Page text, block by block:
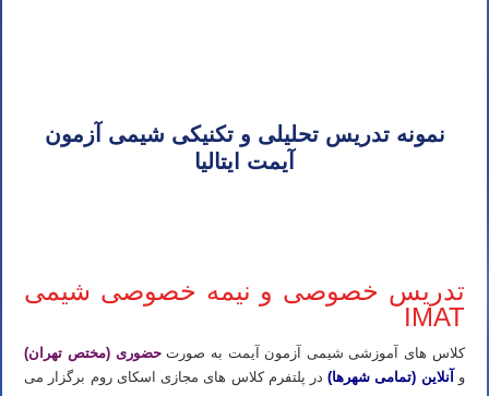
نمونه تدریس تحلیلی و تکنیکی شیمی آزمون
آیمت ایتالیا
تدریس خصوصی و نیمه خصوصی شیمی
IMAT
کلاس های آموزشی شیمی آزمون آیمت به صورتحضوری (مختص تهران)
و آنلاین (تمامی شهرها)در پلتفرم کلاس های مجازی اسکای روم برگزار می